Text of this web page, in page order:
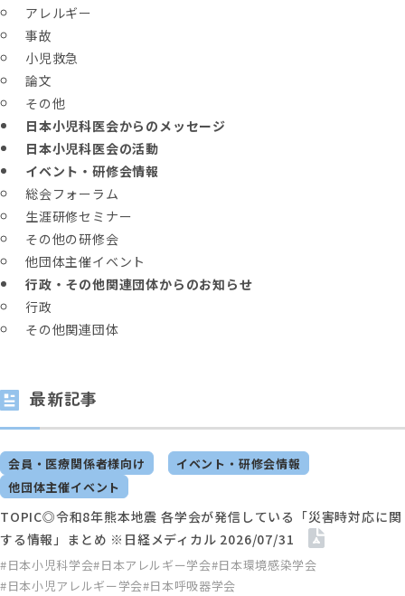
アレルギー
事故
小児救急
論文
その他
日本小児科医会からのメッセージ
日本小児科医会の活動
イベント・研修会情報
総会フォーラム
生涯研修セミナー
その他の研修会
他団体主催イベント
行政・その他関連団体からのお知らせ
行政
その他関連団体
最新記事
会員・医療関係者様向け
イベント・研修会情報
他団体主催イベント
#日本小児科学会#日本アレルギー学会#日本環境感染学会
#日本小児アレルギー学会#日本呼吸器学会
TOPIC◎令和8年熊本地震 各学会が発信している「災害時対応に関
する情報」まとめ ※日経メディカル 2026/07/31